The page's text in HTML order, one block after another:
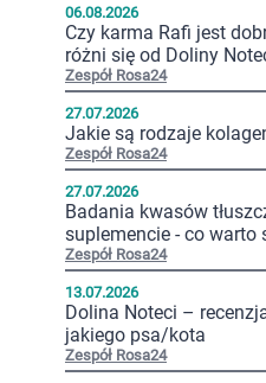
06.08.2026
Czy karma Rafi jest
różni się od Doliny
Zespół Rosa24
27.07.2026
Jakie są rodzaje
Zespół Rosa24
27.07.2026
Badania kwasów
suplemencie - co warto
Zespół Rosa24
13.07.2026
Dolina Noteci –
jakiego psa/kota
Zespół Rosa24